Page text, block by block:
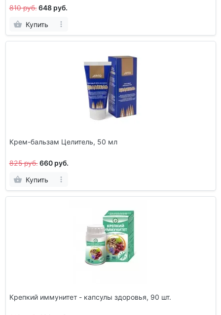
810 руб. 648 руб.
Купить
Крем-бальзам Целитель, 50 мл
825 руб. 660 руб.
Купить
Крепкий иммунитет - капсулы здоровья, 90 шт.